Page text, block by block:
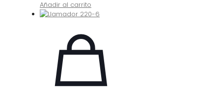
Añadir al carrito